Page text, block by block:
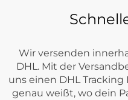
Wir versenden
DHL. Mit der
uns einen DHL
genau weißt, wo dein